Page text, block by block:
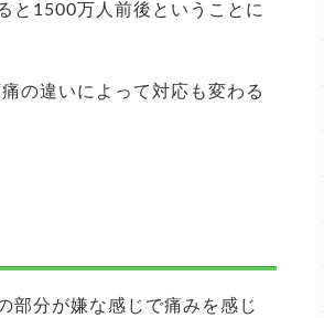
と1500万人前後ということに
の違いによって対応も変わる
部分が嫌な感じで痛みを感じ